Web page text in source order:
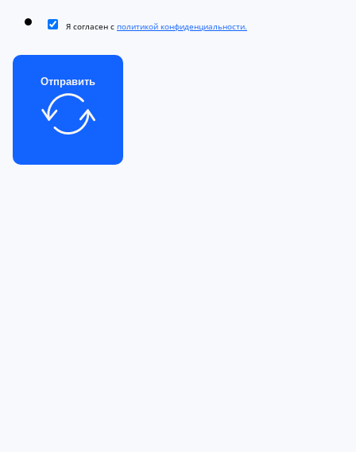
Я согласен с политикой конфиденциальности.
Отправить